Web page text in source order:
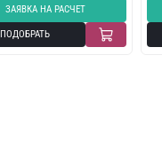
ЗАЯВКА НА РАСЧЕТ
ПОДОБРАТЬ